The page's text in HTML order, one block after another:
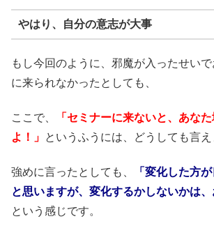
やはり、自分の意志が大事
もし今回のように、邪魔が入ったせい
に来られなかったとしても、
ここで、
「セミナーに来ないと、あな
よ！」 というふうには、どうしても言え
強めに言ったとしても、
「変化した方
と思いますが、変化するかしないかは、
という感じです。